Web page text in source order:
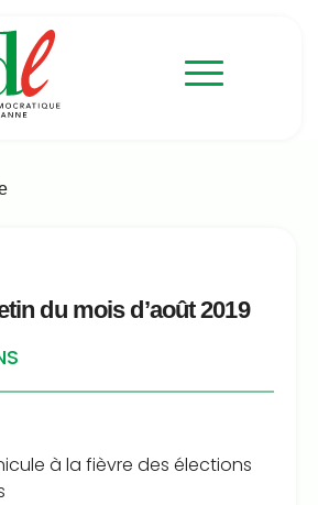
du mois d’août 2019
à la fièvre des élections